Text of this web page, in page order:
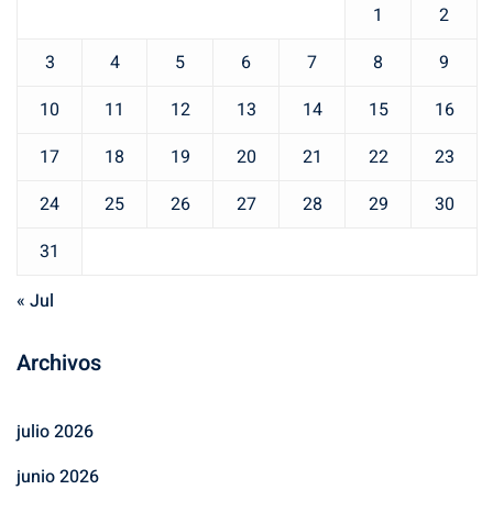
1
2
3
4 5 6 7 8
9
10
11 12 13 14 15
16
17
18 19 20 21 22
23
24
25 26 27 28 29
30
31
« Jul
Archivos
julio 2026
junio 2026